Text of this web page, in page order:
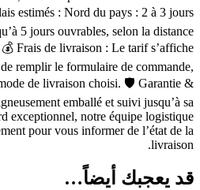
estimés : Nord du pays : 2 à 3 jours
5 jours ouvrables, selon la distance
Frais de livraison : Le tarif s’affiche
remplir le formulaire de commande,
de livraison choisi. 🛡 Garantie &
emballé et suivi jusqu’à sa
exceptionnel, notre équipe logistique
pour vous informer de l’état de la
livraison.
قد يعجبك أيضاً…